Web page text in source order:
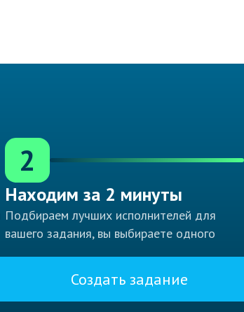
2
Находим за 2 минуты
Подбираем лучших исполнителей для
вашего задания, вы выбираете одного
Создать задание